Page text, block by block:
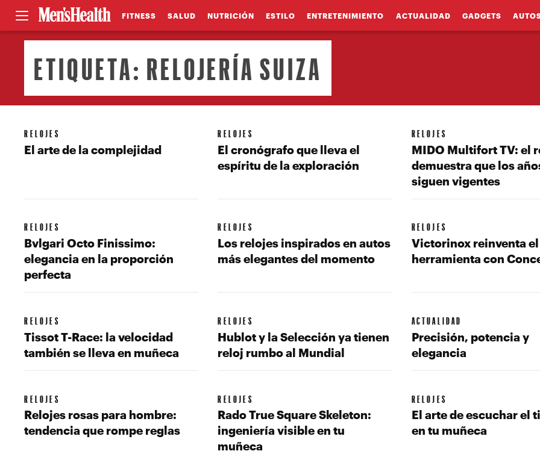
FITNESS SALUD NUTRICIÓN ESTILO ENTRETENIMIENTO ACTUALIDAD GADGETS
ETIQUETA: RELOJERÍA SUIZA
RELOJES
El arte de la complejidad
RELOJES
El cronógrafo que lleva el
espíritu de la exploración
RELOJES
MIDO Multifort TV: el
demuestra que los
siguen vigentes
RELOJES
Bvlgari Octo Finissimo:
elegancia en la proporción
perfecta
RELOJES
Los relojes inspirados en autos
más elegantes del momento
RELOJES
Victorinox reinventa
herramienta con
RELOJES
Tissot T-Race: la velocidad
también se lleva en muñeca
RELOJES
Hublot y la Selección ya tienen
reloj rumbo al Mundial
ACTUALIDAD
Precisión, potencia y
elegancia
RELOJES
Relojes rosas para hombre:
tendencia que rompe reglas
RELOJES
Rado True Square Skeleton:
ingeniería visible en tu
muñeca
RELOJES
El arte de escuchar el
en tu muñeca